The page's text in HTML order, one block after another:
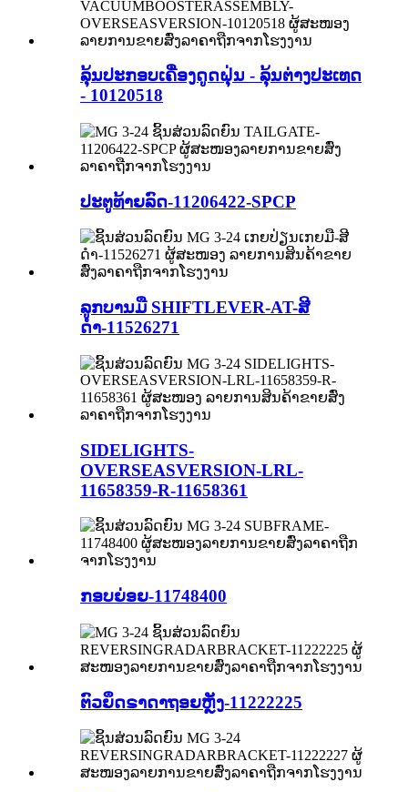
ລຸ້ນປະກອບເຄື່ອງດູດຝຸ່ນ - ລຸ້ນຕ່າງປະເທດ
- 10120518
ປະຕູທ້າຍລົດ-11206422-SPCP
ລູກບານມື SHIFTLEVER-AT-ສີ
ດຳ-11526271
SIDELIGHTS-
OVERSEASVERSION-LRL-
11658359-R-11658361
ກອບຍ່ອຍ-11748400
ຕົວຍຶດຣາດາຖອຍຫຼັງ-11222225